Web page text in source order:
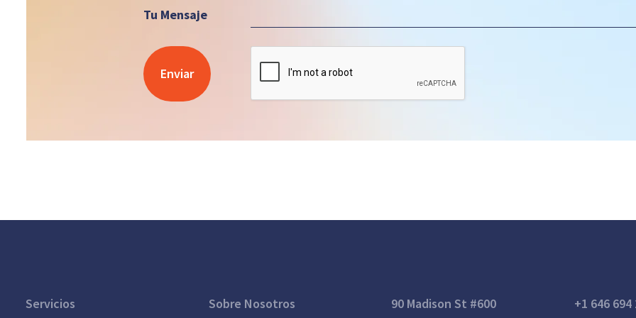
Tu Mensaje
Servicios Sobre Nosotros
90 Madison St #600
+1 646 694